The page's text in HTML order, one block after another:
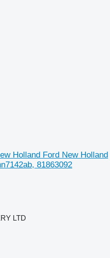
Holland Ford New Holland
81863092
LTD